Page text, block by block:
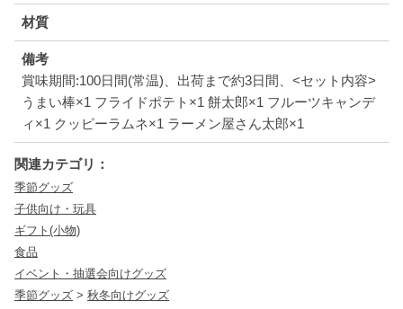
材質
備考
賞味期間:100日間(常温)、出荷まで約3日間、<セット内容>
うまい棒×1 フライドポテト×1 餅太郎×1 フルーツキャンデ
ィ×1 クッピーラムネ×1 ラーメン屋さん太郎×1
関連カテゴリ：
季節グッズ
子供向け・玩具
ギフト(小物)
食品
イベント・抽選会向けグッズ
季節グッズ > 秋冬向けグッズ